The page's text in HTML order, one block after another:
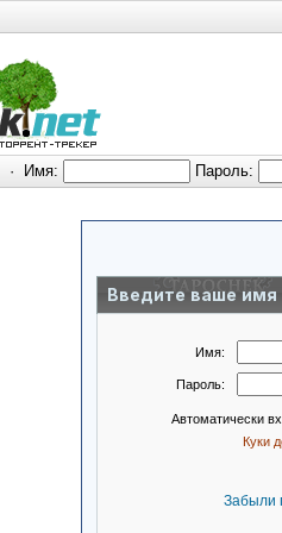
· Имя: Пароль:
Введите ваше имя
Имя:
Пароль:
Автоматически
Куки
Забыли